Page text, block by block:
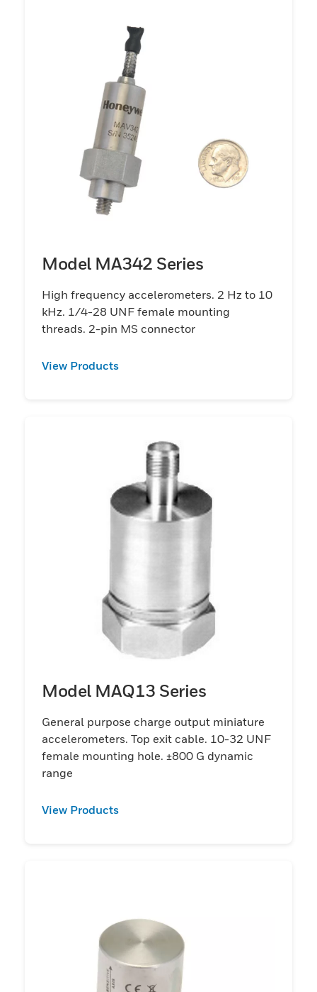
Model MA342 Series
High frequency accelerometers. 2 Hz to 10
kHz. 1/4-28 UNF female mounting
threads. 2-pin MS connector
View Products
Model MAQ13 Series
General purpose charge output miniature
accelerometers. Top exit cable. 10-32 UNF
female mounting hole. ±800 G dynamic
range
View Products